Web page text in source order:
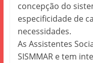
concepção do
especificidade de
necessidades.
As Assistentes
SISMMAR e tem